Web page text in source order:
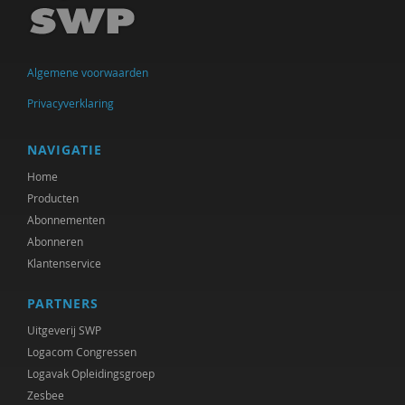
Marcel de Rooij
Anettte de Valk
Clementine Degener
Simone van Dongen
Diede van Doornik
Maartje Driessen
Hans van Ewijk
Olaf Galisch
Ingrid Groot
Iris Hartog
Algemene voorwaarden
Privacyverklaring
NAVIGATIE
Home
Producten
Abonnementen
Abonneren
Klantenservice
PARTNERS
Uitgeverij SWP
Logacom Congressen
Logavak Opleidingsgroep
Zesbee